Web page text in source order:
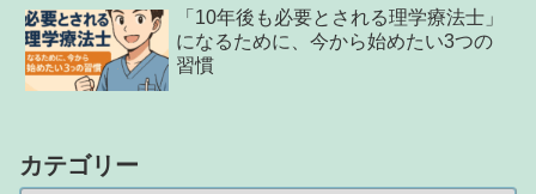
「10年後も必要とされる理学療法士」
になるために、今から始めたい3つの
習慣
カテゴリー